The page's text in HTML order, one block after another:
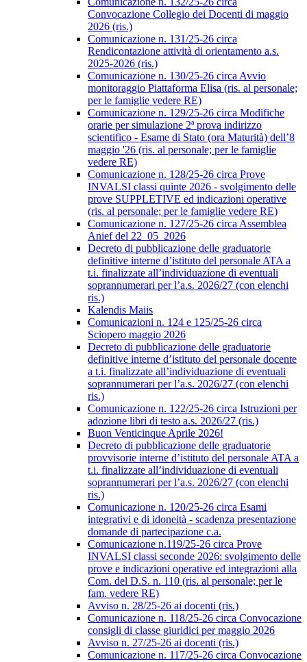
Convocazione Collegio dei Docenti di maggio
2026 (ris.)
Comunicazione n. 131/25-26 circa
Rendicontazione attività di orientamento a.s.
2025-2026 (ris.)
Comunicazione n. 130/25-26 circa Avvio
monitoraggio Piattaforma Elisa (ris. al personale;
per le famiglie vedere RE)
Comunicazione n. 129/25-26 circa Modifiche
orarie per simulazione 2ª prova indirizzo
scientifico - Esame di Stato (ora Maturità) dell’8
maggio '26 (ris. al personale; per le famiglie
vedere RE)
Comunicazione n. 128/25-26 circa Prove
INVALSI classi quinte 2026 - svolgimento delle
prove SUPPLETIVE ed indicazioni operative
(ris. al personale; per le famiglie vedere RE)
Comunicazione n. 127/25-26 circa Assemblea
Anief del 22_05_2026
Decreto di pubblicazione delle graduatorie
definitive interne d’istituto del personale ATA a
t.i. finalizzate all’individuazione di eventuali
soprannumerari per l’a.s. 2026/27 (con elenchi
ris.)
Kalendis Maiis
Comunicazioni n. 124 e 125/25-26 circa
Sciopero maggio 2026
Decreto di pubblicazione delle graduatorie
definitive interne d’istituto del personale docente
a t.i. finalizzate all’individuazione di eventuali
soprannumerari per l’a.s. 2026/27 (con elenchi
ris.)
Comunicazione n. 122/25-26 circa Istruzioni per
adozione libri di testo a.s. 2026/27 (ris.)
Buon Venticinque Aprile 2026!
Decreto di pubblicazione delle graduatorie
provvisorie interne d’istituto del personale ATA a
t.i. finalizzate all’individuazione di eventuali
soprannumerari per l’a.s. 2026/27 (con elenchi
ris.)
Comunicazione n. 120/25-26 circa Esami
integrativi e di idoneità - scadenza presentazione
domande di partecipazione c.a.
Comunicazione n.119/25-26 circa Prove
INVALSI classi seconde 2026: svolgimento delle
prove e indicazioni operative ed integrazioni alla
Com. del D.S. n. 110 (ris. al personale; per le
fam. vedere RE)
Avviso n. 28/25-26 ai docenti (ris.)
Comunicazione n. 118/25-26 circa Convocazione
consigli di classe giuridici per maggio 2026
Avviso n. 27/25-26 ai docenti (ris.)
Comunicazione n. 117/25-26 circa Convocazione